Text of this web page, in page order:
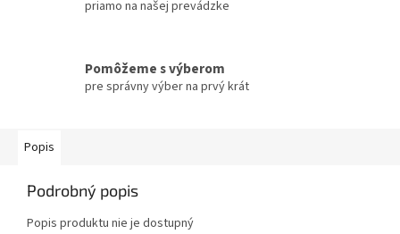
priamo na našej prevádzke
Pomôžeme s výberom
pre správny výber na prvý krát
Popis
Podrobný popis
Popis produktu nie je dostupný